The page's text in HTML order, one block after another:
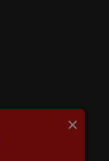
×